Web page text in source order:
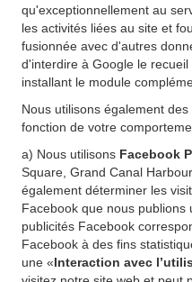
qu'exceptionnellement au
les activités liées au site et
fusionnée avec d'autres
d'interdire à Google le
installant le module
Nous utilisons également des
fonction de votre
a) Nous utilisons Facebook
Square, Grand Canal
également déterminer les
Facebook que nous
publicités Facebook
Facebook à des fins
une «Interaction avec